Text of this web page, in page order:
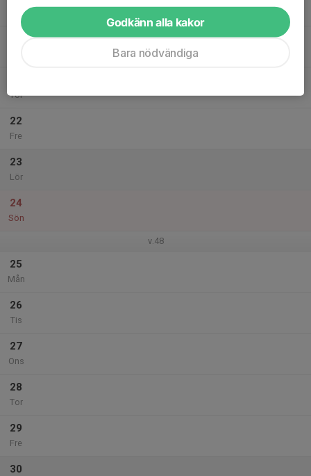
Tor
22
Fre
23
Lör
24
Sön
v.48
25
Mån
26
Tis
27
Ons
28
Tor
29
Fre
30
Godkänn alla kakor
Bara nödvändiga